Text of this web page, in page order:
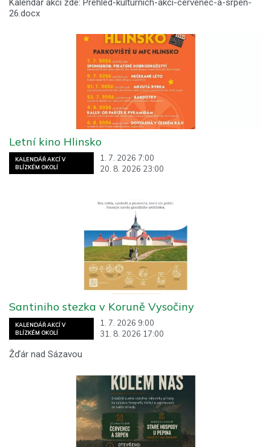
Kalendář akcí zde: Prehled-kulturnich-akci-cervenec-a-srpen-
26.docx
KALENDÁŘ AKCÍ V
BLÍZKÉM OKOLÍ
1. 7. 2026 7:00
20. 8. 2026 23:00
Letní kino Hlinsko
KALENDÁŘ AKCÍ V
BLÍZKÉM OKOLÍ
1. 7. 2026 9:00
31. 8. 2026 17:00
Santiniho stezka v Koruně Vysočiny
Žďár nad Sázavou